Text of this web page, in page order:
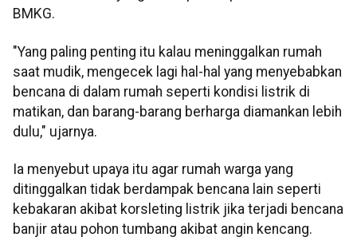
BMKG.
"Yang paling penting itu kalau meninggalkan rumah
saat mudik, mengecek lagi hal-hal yang menyebabkan
bencana di dalam rumah seperti kondisi listrik di
matikan, dan barang-barang berharga diamankan lebih
dulu," ujarnya.
Ia menyebut upaya itu agar rumah warga yang
ditinggalkan tidak berdampak bencana lain seperti
kebakaran akibat korsleting listrik jika terjadi bencana
banjir atau pohon tumbang akibat angin kencang.